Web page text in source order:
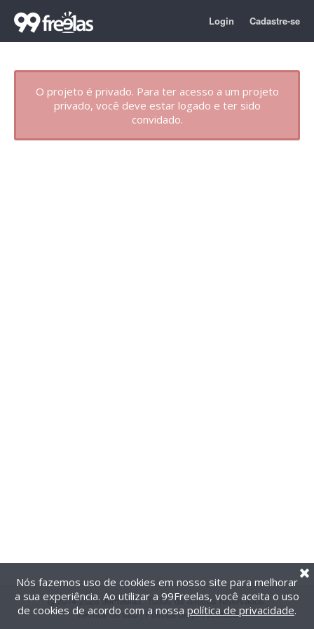
Login Cadastre-se
O projeto é privado. Para ter acesso a um projeto
privado, você deve estar logado e ter sido
convidado.
@2014-2026 99Freelas. Todos os direitos reservados.
Termos de uso| Política de privacidade
Nós fazemos uso de cookies em nosso site para melhorar
a sua experiência. Ao utilizar a 99Freelas, você aceita o uso
de cookies de acordo com a nossa política de privacidade.